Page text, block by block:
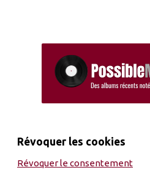
Révoquer les cookies
Révoquer le consentement